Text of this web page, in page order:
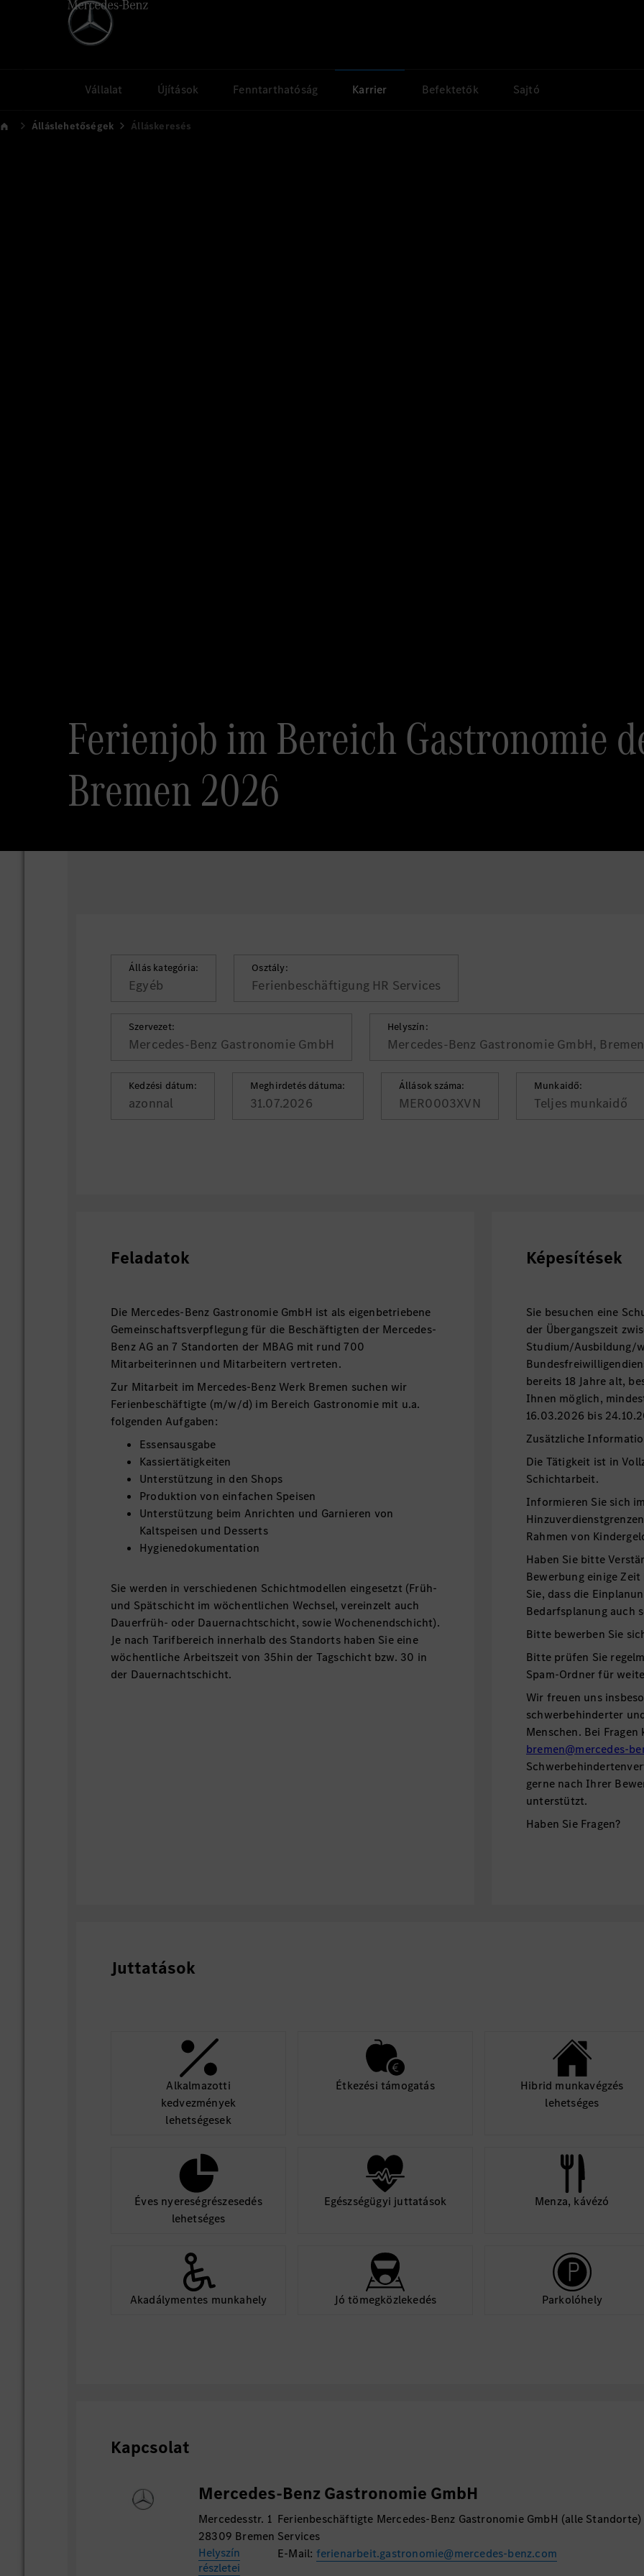
Vállalat Újítások Fenntarthatóság Karrier Befektetők Sajtó
Álláslehetőségek Álláskeresés
Ferienjob im Bereich Gastronomie
Bremen 2026
Állás kategória:
Egyéb
Osztály:
Ferienbeschäftigung HR Services
Szervezet:
Mercedes-Benz Gastronomie GmbH
Helyszín:
Mercedes-Benz Gastronomie GmbH, Bremen
Kedzési dátum:
azonnal
Meghirdetés dátuma:
31.07.2026
Állások száma:
MER0003XVN
Munkaidő:
Teljes munkaidő
Feladatok
Die Mercedes-Benz Gastronomie GmbH ist als eigenbetriebene
Gemeinschaftsverpflegung für die Beschäftigten der Mercedes-
Benz AG an 7 Standorten der MBAG mit rund 700
Mitarbeiterinnen und Mitarbeitern vertreten.
Zur Mitarbeit im Mercedes-Benz Werk Bremen suchen wir
Ferienbeschäftigte (m/w/d) im Bereich Gastronomie mit u.a.
folgenden Aufgaben:
Essensausgabe
Kassiertätigkeiten
Unterstützung in den Shops
Produktion von einfachen Speisen
Unterstützung beim Anrichten und Garnieren von
Kaltspeisen und Desserts
Hygienedokumentation
Sie werden in verschiedenen Schichtmodellen eingesetzt (Früh-
und Spätschicht im wöchentlichen Wechsel, vereinzelt auch
Dauerfrüh- oder Dauernachtschicht, sowie Wochenendschicht).
Je nach Tarifbereich innerhalb des Standorts haben Sie eine
wöchentliche Arbeitszeit von 35hin der Tagschicht bzw. 30 in
der Dauernachtschicht.
Képesítések
Sie besuchen eine
der Übergangszeit
Studium/Ausbildung/
bereits 18 Jahre alt,
Ihnen möglich,
16.03.2026 bis
Zusätzliche
Die Tätigkeit ist in
Schichtarbeit.
Informieren Sie sich
Rahmen von
Haben Sie bitte
Bewerbung einige
Sie, dass die
Bedarfsplanung auch
Bitte bewerben Sie
Bitte prüfen Sie
Spam-Ordner für
Wir freuen uns
schwerbehinderter
Menschen. Bei
bremen@mercedes-
gerne nach Ihrer
unterstützt.
Haben Sie Fragen?
Juttatások
Alkalmazotti
kedvezmények
lehetségesek
Étkezési támogatás
Hibrid munkavégzés
lehetséges
Éves nyereségrészesedés
lehetséges
Egészségügyi juttatások Menza, kávézó
Akadálymentes munkahely Jó tömegközlekedés Parkolóhely
Kapcsolat
Mercedes-Benz Gastronomie GmbH
Mercedesstr. 1
28309 Bremen
Helyszín
részletei
Ferienbeschäftigte Mercedes-Benz Gastronomie GmbH (alle Standorte)
Services
E-Mail: ferienarbeit.gastronomie@mercedes-benz.com